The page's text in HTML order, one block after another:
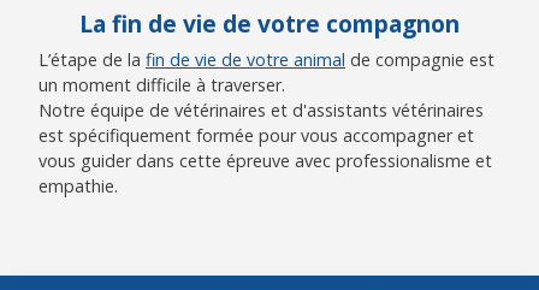
La fin de vie de votre compagnon
L’étape de la fin de vie de votre animal de compagnie est
un moment difficile à traverser.
Notre équipe de vétérinaires et d'assistants vétérinaires
est spécifiquement formée pour vous accompagner et
vous guider dans cette épreuve avec professionalisme et
empathie.